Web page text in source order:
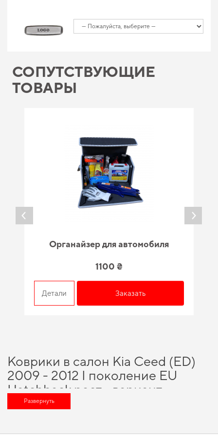
СОПУТСТВУЮЩИЕ
ТОВАРЫ
Органайзер для автомобиля
1100 ₴
Детали Заказать
Коврики в салон Kia Ceed (ED)
2009 - 2012 I поколение EU
Hatchback рест - вариант,
который оценит любой
Хотите улучшить оснащение авто,купить коврики в машину еваи
Развернуть